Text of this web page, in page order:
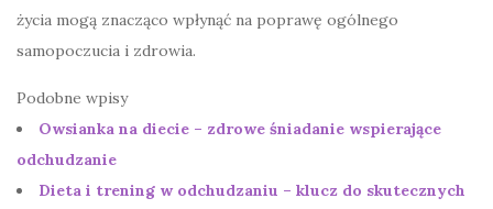
życia mogą znacząco wpłynąć na poprawę ogólnego
samopoczucia i zdrowia.
Podobne wpisy
Owsianka na diecie – zdrowe śniadanie wspierające
odchudzanie
Dieta i trening w odchudzaniu – klucz do skutecznych